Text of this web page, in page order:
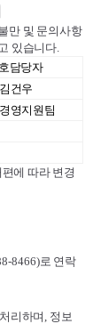
만 및 문의사항
있습니다.
담당자
김건우
경영지원팀
에 따라 변경
8466)로 연락
리하며, 정보